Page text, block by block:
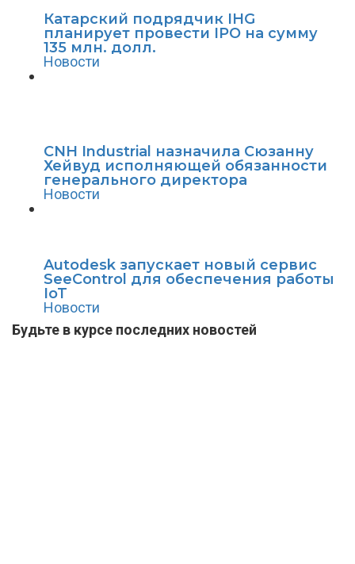
Катарский подрядчик IHG
планирует провести IPO на сумму
135 млн. долл.
Новости
CNH Industrial назначила Сюзанну
Хейвуд исполняющей обязанности
генерального директора
Новости
Autodesk запускает новый сервис
SeeControl для обеспечения работы
IoT
Новости
Будьте в курсе последних новостей